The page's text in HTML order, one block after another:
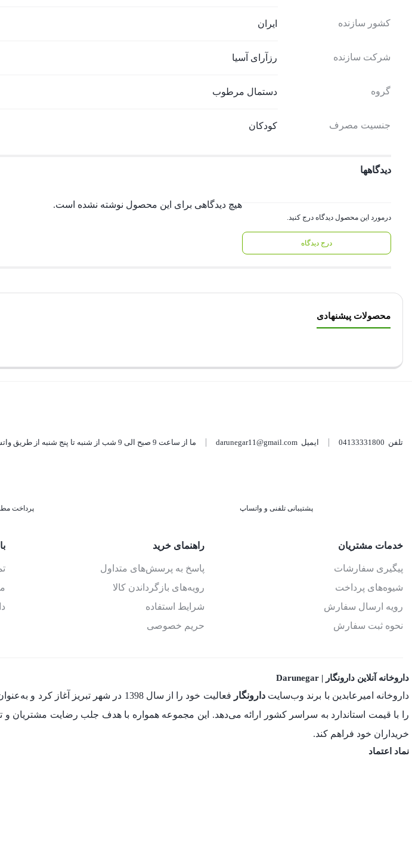
کشور سازنده ایران
شرکت سازنده رزآرای آسیا
گروه دستمال مرطوب
جنسیت مصرف کودکان
دیدگاهها
درمورد این محصول دیدگاه درج کنید.
درج دیدگاه
هیچ دیدگاهی برای این محصول نوشته نشده است.
محصولات پیشنهادی
تلفن 04133331800 ایمیل darunegar11@gmail.com ما از ساعت 9 صبح الی 9 شب از شنبه تا پنج شنبه از طریق واتساپ و تماس پشتیبان شما هستیم
پشتیبانی تلفنی و واتساپ پرداخت
خدمات مشتریان
پیگیری سفارشات
شیوه‌های پرداخت
رویه ارسال سفارش
نحوه ثبت سفارش
راهنمای خرید
پاسخ به پرسش‌های متداول
رویه‌های بازگرداندن کالا
شرایط استفاده
حریم خصوصی
داروخانه آنلاین دارونگار | Darunegar
داروخانه امیرعابدین با برند وب‌سایتدارونگار
فعالیت خود را از سال 1398 در شهر
را با قیمت استاندارد به سراسر کشور ارائه می‌دهد. این مجموعه همواره با هدف جلب رضایت
خریداران خود فراهم کند.
نماد اعتماد